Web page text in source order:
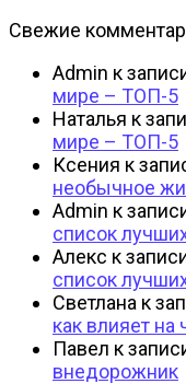
Свежие
Admin к
мире – ТОП-5
Наталья к
мире – ТОП-5
Ксения к
необычное
Admin к
список
Алекс к
список
Светлана к
как влияет на
Павел к
внедорожник